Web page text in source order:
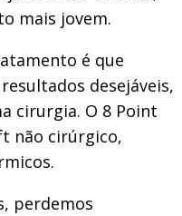
mais jovem.
é que
desejáveis,
cirurgia. O 8 Point
não cirúrgico,
perdemos